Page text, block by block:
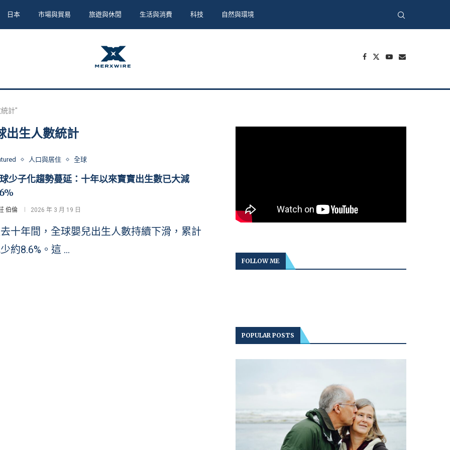
日本 市場與貿易 旅遊與休閒 生活與消費 科技 自然與環境
計"
出生人數統計
人口與居住 全球
少子化趨勢蔓延：十年以來寶寶出生數已大減
伯倫 2026 年 3 月 19 日
十年間，全球嬰兒出生人數持續下滑，累計
約8.6%。這 …
FOLLOW ME
POPULAR POSTS